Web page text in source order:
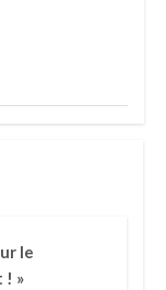
le
! »